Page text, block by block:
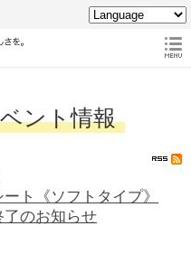
ント情報
ート《ソフトタイプ》
了のお知らせ